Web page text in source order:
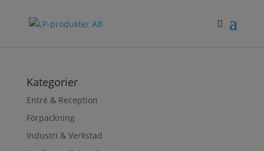
Kategorier
Entré & Reception
Förpackning
Industri & Verkstad